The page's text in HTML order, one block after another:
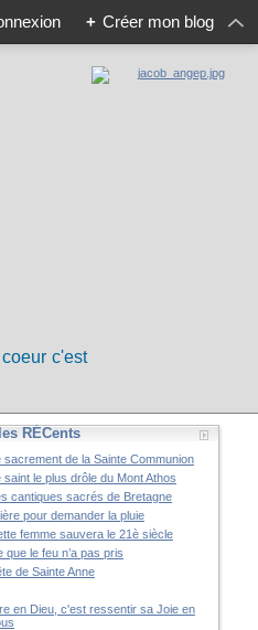
+ Créer mon blog
c'est
RÉCents
sacrement de la Sainte Communion
saint le plus drôle du Mont Athos
cantiques sacrés de Bretagne
pour demander la pluie
femme sauvera le 21è siècle
que le feu n’a pas pris
de Sainte Anne
en Dieu, c'est ressentir sa Joie en